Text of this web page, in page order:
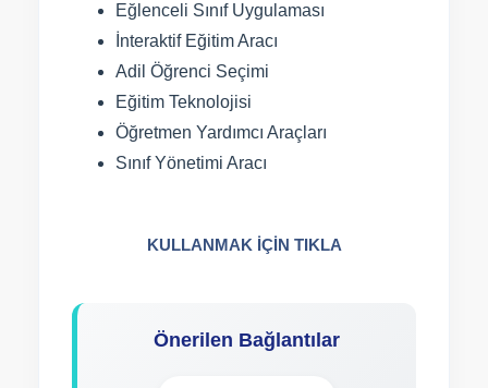
Eğlenceli Sınıf Uygulaması
İnteraktif Eğitim Aracı
Adil Öğrenci Seçimi
Eğitim Teknolojisi
Öğretmen Yardımcı Araçları
Sınıf Yönetimi Aracı
KULLANMAK İÇİN TIKLA
Önerilen Bağlantılar